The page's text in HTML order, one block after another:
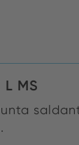
MS